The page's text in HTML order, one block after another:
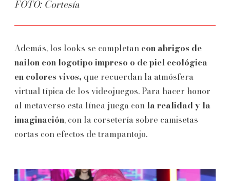
FOTO: Cortesía
Además, los looks se completan con abrigos de
nailon con logotipo impreso o de piel ecológica
en colores vivos, que recuerdan la atmósfera
virtual típica de los videojuegos. Para hacer honor
al metaverso esta línea juega con la realidad y la
imaginación, con la corsetería sobre camisetas
cortas con efectos de trampantojo.